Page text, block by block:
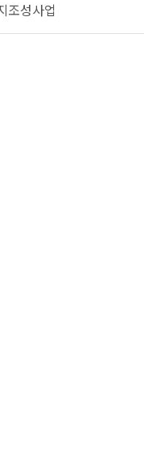
조성사업